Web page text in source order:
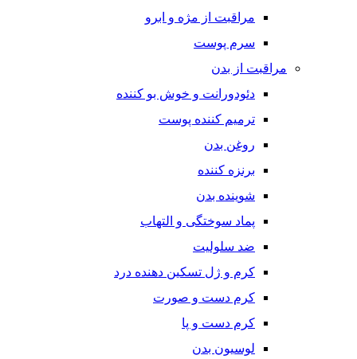
مراقبت از مژه و ابرو
سرم پوست
مراقبت از بدن
دئودورانت و خوش بو کننده
ترمیم کننده پوست
روغن بدن
برنزه کننده
شوینده بدن
پماد سوختگی و التهاب
ضد سلولیت
کرم و ژل تسکین دهنده درد
کرم دست و صورت
کرم دست و پا
لوسیون بدن